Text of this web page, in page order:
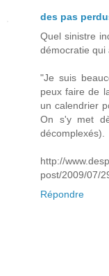
des pas
Quel sinistre
démocratie qui
"Je suis
peux faire de
un calendrier
On s'y met
décomplexés).
http://
post/2009/07/
Répondre